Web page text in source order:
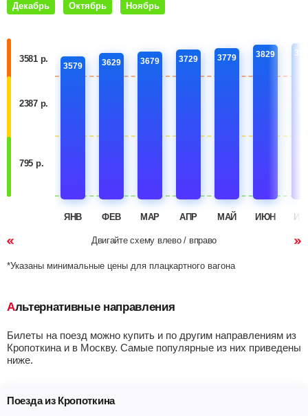
Декабрь Октябрь Ноябрь
3581 р.
2387 р.
795 р.
3579
ЯНВ
3629
ФЕВ
3679
МАР
3729
АПР
3779
МАЙ
3829
ИЮН
Двигайте схему влево / вправо
*Указаны минимальные цены для плацкартного вагона
Альтернативные направления
Билеты на поезд можно купить и по другим направлениям из
Кропоткина и в Москву. Самые популярные из них приведены
ниже.
Поезда из Кропоткина